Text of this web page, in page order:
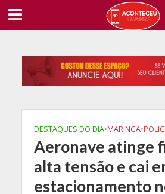
DESTAQUES DO DIA•MARINGA•
Aeronave atinge
alta tensão e cai
estacionamento